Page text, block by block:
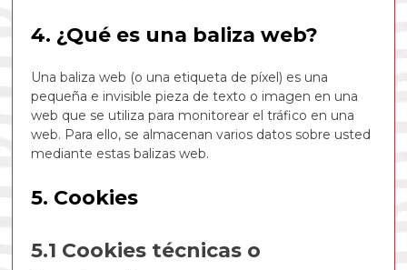
4. ¿Qué es una baliza web?
Una baliza web (o una etiqueta de píxel) es una
pequeña e invisible pieza de texto o imagen en una
web que se utiliza para monitorear el tráfico en una
web. Para ello, se almacenan varios datos sobre usted
mediante estas balizas web.
5. Cookies
5.1 Cookies técnicas o